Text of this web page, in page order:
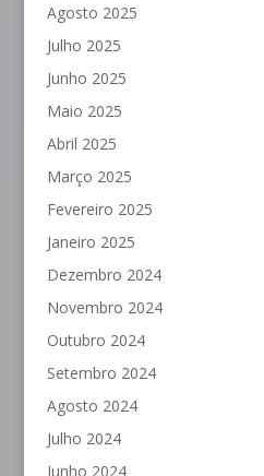
Agosto 2025
Julho 2025
Junho 2025
Maio 2025
Abril 2025
Março 2025
Fevereiro 2025
Janeiro 2025
Dezembro 2024
Novembro 2024
Outubro 2024
Setembro 2024
Agosto 2024
Julho 2024
Junho 2024